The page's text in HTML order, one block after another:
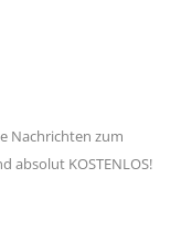
Nachrichten zum
absolut KOSTENLOS!